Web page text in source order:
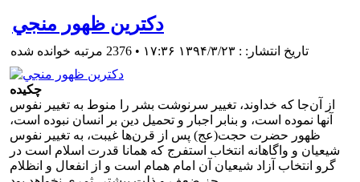
دکترين ظهور منجي
تاریخ انتشار: : ۱۳۹۴/۳/۲۳ ۱۷:۳۶ • 2376 مرتبه خوانده شده
چکيده
از آن‌جا كه خداوند، تغيير سرنوشت بشر را منوط به تغيير نفوس
آنها نموده است، و بنابر اجبار و تحميل دين بر انسان نبوده است،
ظهور حضرت حجت(عج) پس از قرن‌ها غيبت، به تغيير نفوس
شيعيان و واگاهانه انتخاب استفرج كه همانا قدرت اسلام است در
گرو انتخاب آزاد شيعيان آن امام همام است و از انفعال و انظلام